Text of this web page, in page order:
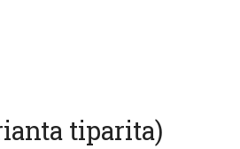
tiparita)